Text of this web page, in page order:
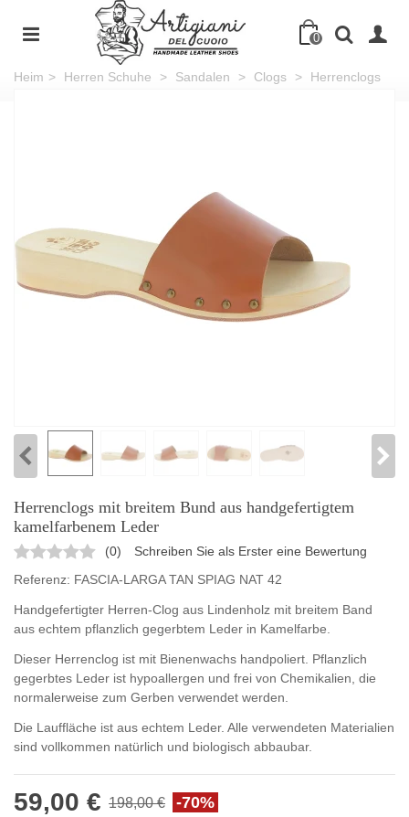
0
Heim > Herren Schuhe > Sandalen > Clogs >
Herrenclogs
Herrenclogs mit breitem Bund aus handgefertigtem
kamelfarbenem Leder
(0)
Schreiben Sie als Erster eine Bewertung
Referenz: FASCIA-LARGA TAN SPIAG NAT 42
Handgefertigter Herren-Clog aus Lindenholz mit breitem Band
aus echtem pflanzlich gegerbtem Leder in Kamelfarbe.
Dieser Herrenclog ist mit Bienenwachs handpoliert. Pflanzlich
gegerbtes Leder ist hypoallergen und frei von Chemikalien, die
normalerweise zum Gerben verwendet werden.
Die Lauffläche ist aus echtem Leder. Alle verwendeten Materialien
sind vollkommen natürlich und biologisch abbaubar.
59,00 € 198,00 € -70%